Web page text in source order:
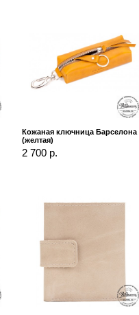
Кожаная ключница Барселона
(желтая)
2 700 р.